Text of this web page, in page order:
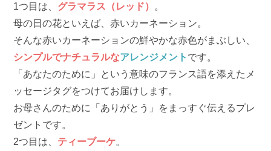
1つ目は、 グラマラス（レッド） 。
母の日の花といえば、赤いカーネーション。
そんな赤いカーネーションの鮮やかな赤色がまぶしい、
シンプルでナチュラルなアレンジメント です。
「あなたのために」という意味のフランス語を添えたメ
ッセージタグをつけてお届けします。
お母さんのために「ありがとう」をまっすぐ伝えるプレ
ゼントです。
2つ目は、 ティーブーケ。